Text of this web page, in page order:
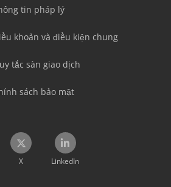
tin pháp lý
khoản và điều kiện chung
tắc sàn giao dịch
sách bảo mật
X LinkedIn